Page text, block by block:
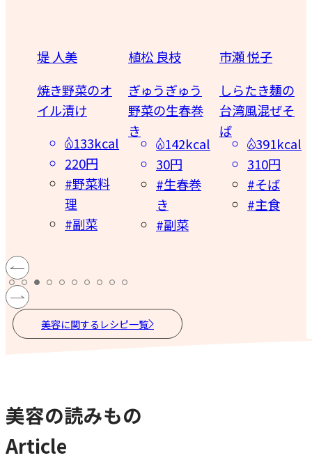
植松 良枝
ぎゅうぎゅう
野菜の生春巻
142kcal
30円
#生春巻
き
#副菜
市瀬 悦子
しらたき麺の
台湾風混ぜそ
ば
391kcal
310円
#そば
#主食
みない きぬこ
キウィ＆パイ
ン寒天
57kcal
50円
#ゼリー
#スイー
美容に関するレシピ一覧
美容の読みもの
Article